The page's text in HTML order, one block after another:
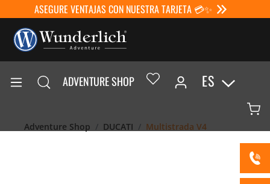
ASEGURE VENTAJAS CON NUESTRA TARJETA 💳✨
ADVENTURE SHOP ES
Adventure Shop DUCATI Multistrada V4